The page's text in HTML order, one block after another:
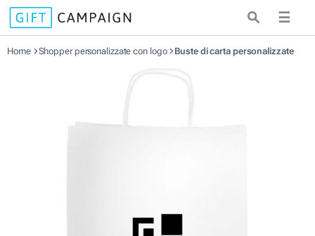
☰
Home Shopper personalizzate con logo Buste di carta personalizzate